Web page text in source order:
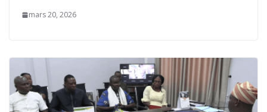
mars 20, 2026